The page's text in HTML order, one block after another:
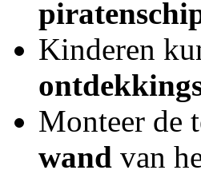
Kinderen
Monteer de
wand van